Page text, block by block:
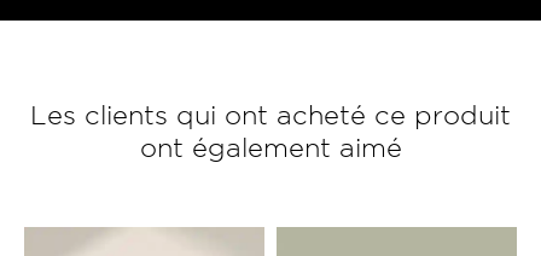
Les clients qui ont acheté ce produit
ont également aimé